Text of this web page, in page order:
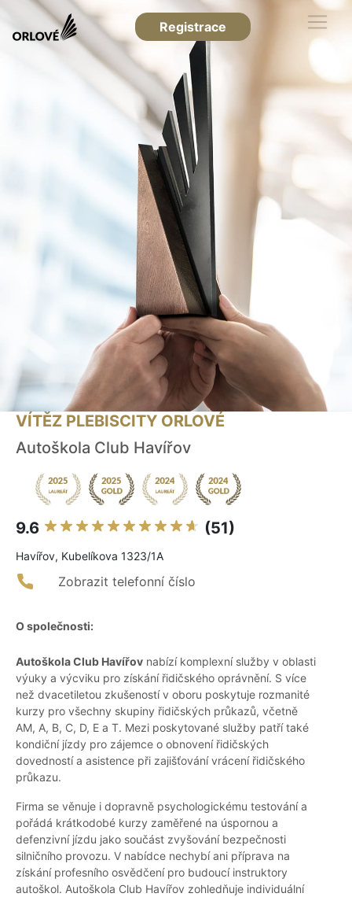
Registrace
VÍTĚZ PLEBISCITY ORLOVÉ
Autoškola Club Havířov
9.6 (51)
Havířov, Kubelíkova 1323/1A
Zobrazit telefonní číslo
O společnosti:
Autoškola Club Havířov nabízí komplexní služby v oblasti
výuky a výcviku pro získání řidičského oprávnění. S více
než dvacetiletou zkušeností v oboru poskytuje rozmanité
kurzy pro všechny skupiny řidičských průkazů, včetně
AM, A, B, C, D, E a T. Mezi poskytované služby patří také
kondiční jízdy pro zájemce o obnovení řidičských
dovedností a asistence při zajišťování vrácení řidičského
průkazu.
Firma se věnuje i dopravně psychologickému testování a
pořádá krátkodobé kurzy zaměřené na úspornou a
defenzivní jízdu jako součást zvyšování bezpečnosti
silničního provozu. V nabídce nechybí ani příprava na
získání profesního osvědčení pro budoucí instruktory
autoškol. Autoškola Club Havířov zohledňuje individuální